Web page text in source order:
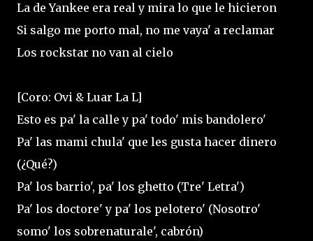
La de Yankee era real y mira lo que le hicieron
Si salgo me porto mal, no me vaya' a reclamar
Los rockstar no van al cielo
[Coro: Ovi & Luar La L]
Esto es pa' la calle y pa' todo' mis bandolero'
Pa' las mami chula' que les gusta hacer dinero
(¿Qué?)
Pa' los barrio', pa' los ghetto (Tre' Letra')
Pa' los doctore' y pa' los pelotero' (Nosotro'
somo' los sobrenaturale', cabrón)